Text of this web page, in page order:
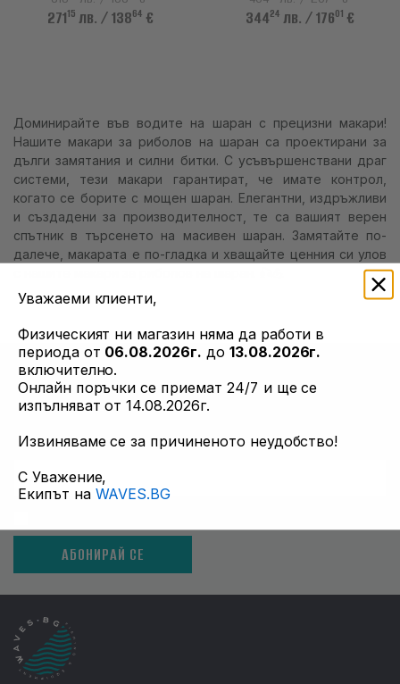
ФИЗИЧЕСКИ МАГАЗИН
КОНТАКТИ
+359 896 451 888
info@waves.bg
27115 лв. / 13864 € 34424 лв. / 17601 €
Доминирайте във водите на шаран с прецизни макари!
Нашите макари за риболов на шаран са проектирани за
дълги замятания и силни битки. С усъвършенствани драг
системи, тези макари гарантират, че имате контрол,
когато се борите с мощен шаран. Елегантни, издръжливи
и създадени за производителност, те са вашият верен
спътник в търсенето на масивен шаран. Замятайте по-
далече, макарата е по-гладка и хващайте ценния си улов
НАУЧЕТЕ ПЪРВИ
Актуална информация за разпродажби и оферти. Абонирай
АБОНИРАЙ СЕ
Уважаеми клиенти,
Физическият ни магазин няма да работи в
периода от 06.08.2026г. до 13.08.2026г.
включително.
Онлайн поръчки се приемат 24/7 и ще се
изпълняват от 14.08.2026г.
Извиняваме се за причиненото неудобство!
С Уважение,
Екипът на WAVES.BG